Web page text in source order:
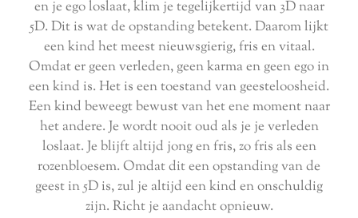
en je ego loslaat, klim je tegelijkertijd van 3D naar
5D. Dit is wat de opstanding betekent. Daarom lijkt
een kind het meest nieuwsgierig, fris en vitaal.
Omdat er geen verleden, geen karma en geen ego in
een kind is. Het is een toestand van geesteloosheid.
Een kind beweegt bewust van het ene moment naar
het andere. Je wordt nooit oud als je je verleden
loslaat. Je blijft altijd jong en fris, zo fris als een
rozenbloesem. Omdat dit een opstanding van de
geest in 5D is, zul je altijd een kind en onschuldig
zijn. Richt je aandacht opnieuw.